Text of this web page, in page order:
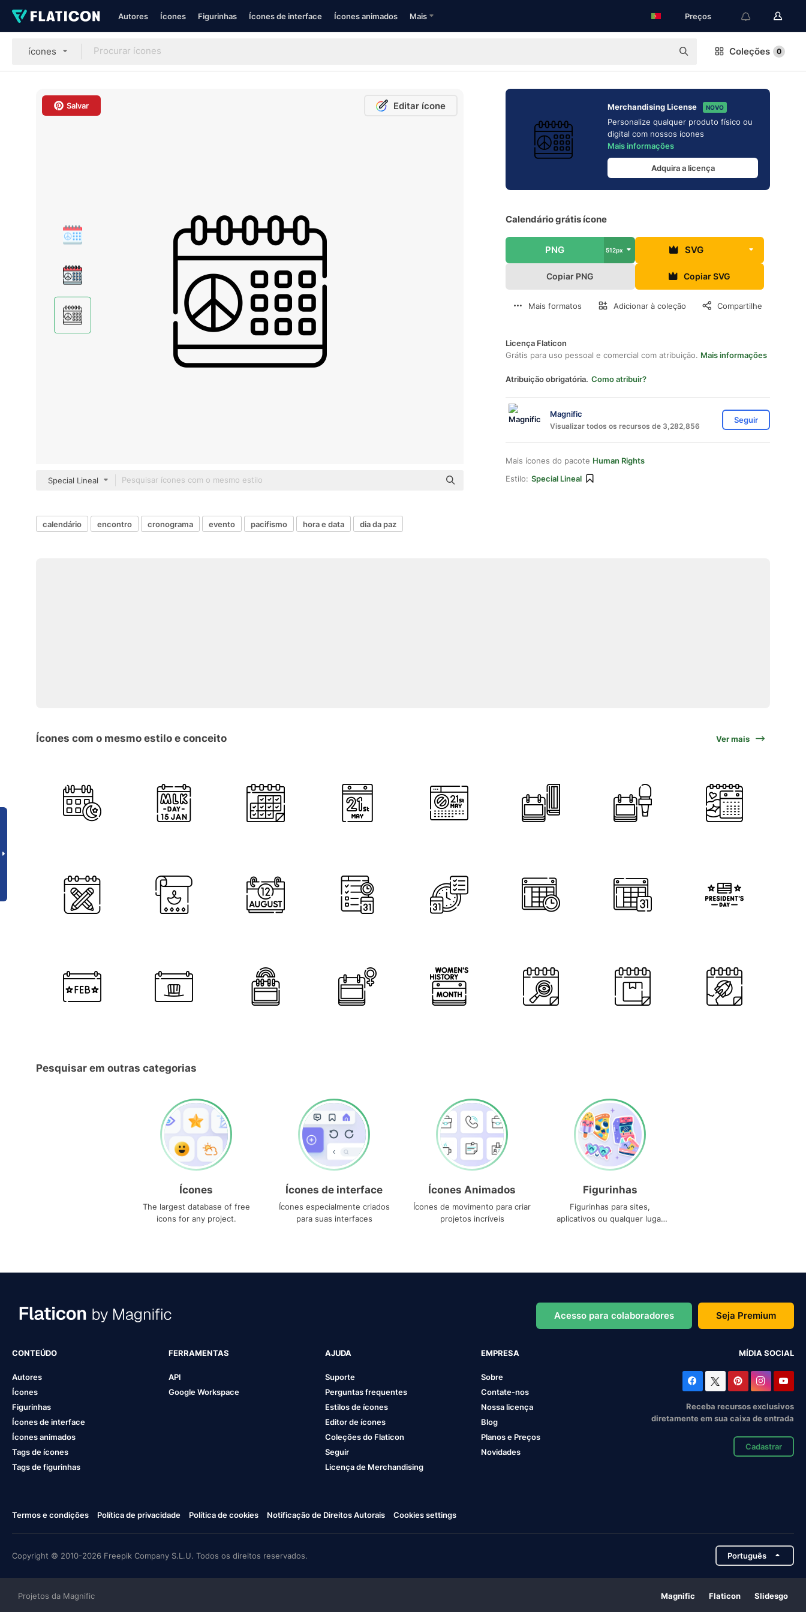
Autores Ícones Figurinhas Ícones de interface Ícones animados Mais Preços
ícones Coleções 0
Salvar Editar ícone
Special Lineal
Merchandising License NOVO
Personalize qualquer produto físico ou
digital com nossos ícones
Mais informações
Adquira a licença
Calendário grátis ícone
PNG 512px SVG
Copiar PNG Copiar SVG
Mais formatos Adicionar à coleção Compartilhe
Licença Flaticon
Grátis para uso pessoal e comercial com atribuição. Mais informações
Atribuição obrigatória. Como atribuir?
Magnific
Visualizar todos os recursos de 3,282,856
Seguir
Mais ícones do pacote Human Rights
Estilo: Special Lineal
calendário encontro cronograma evento pacifismo hora e data dia da paz
Ícones com o mesmo estilo e conceito Ver mais
Pesquisar em outras categorias
Ícones
The largest database of free
icons for any project.
Ícones de interface
Ícones especialmente criados
para suas interfaces
Ícones Animados
Ícones de movimento para criar
projetos incríveis
Figurinhas
Figurinhas para sites,
aplicativos ou qualquer lugar
Acesso para colaboradores Seja Premium
CONTEÚDO
Autores
Ícones
Figurinhas
Ícones de interface
Ícones animados
Tags de ícones
Tags de figurinhas
FERRAMENTAS
API
Google Workspace
AJUDA
Suporte
Perguntas frequentes
Estilos de ícones
Editor de ícones
Coleções do Flaticon
Seguir
Licença de Merchandising
EMPRESA
Sobre
Contate-nos
Nossa licença
Blog
Planos e Preços
Novidades
MÍDIA SOCIAL
Receba recursos exclusivos
diretamente em sua caixa de entrada
Cadastrar
Termos e condições Política de privacidade Política de cookies Notificação de Direitos Autorais Cookies settings
Copyright © 2010-2026 Freepik Company S.L.U. Todos os direitos reservados. Português
Projetos da Magnific Magnific Flaticon Slidesgo